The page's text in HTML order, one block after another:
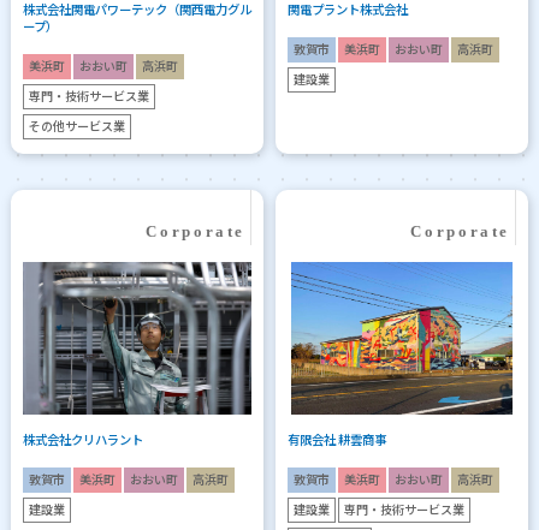
株式会社関電パワーテック（関西電力グル
ープ）
美浜町 おおい町 高浜町
専門・技術サービス業
その他サービス業
関電プラント株式会社
敦賀市 美浜町 おおい町 高浜町
建設業
株式会社クリハラント
敦賀市 美浜町 おおい町 高浜町
建設業
有限会社 耕雲商事
敦賀市 美浜町 おおい町 高浜町
建設業 専門・技術サービス業